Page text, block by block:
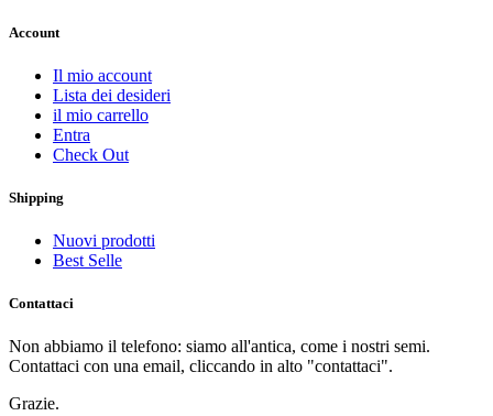
Account
Il mio account
Lista dei desideri
il mio carrello
Entra
Check Out
Shipping
Nuovi prodotti
Best Selle
Contattaci
Non abbiamo il telefono: siamo all'antica, come i nostri semi.
Contattaci con una email, cliccando in alto "contattaci".
Grazie.